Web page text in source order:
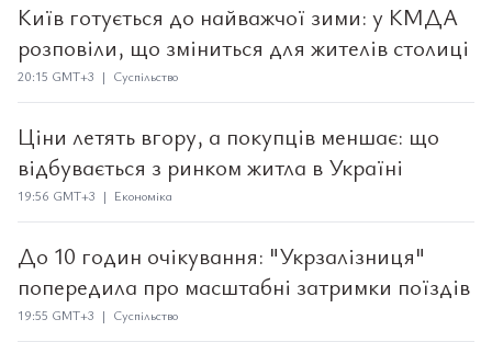
Київ готується до найважчої зими: у КМДА
розповіли, що зміниться для жителів столиці
20:15 GMT+3 | Суспільство
Ціни летять вгору, а покупців меншає: що
відбувається з ринком житла в Україні
19:56 GMT+3 | Економіка
До 10 годин очікування: "Укрзалізниця"
попередила про масштабні затримки поїздів
19:55 GMT+3 | Суспільство